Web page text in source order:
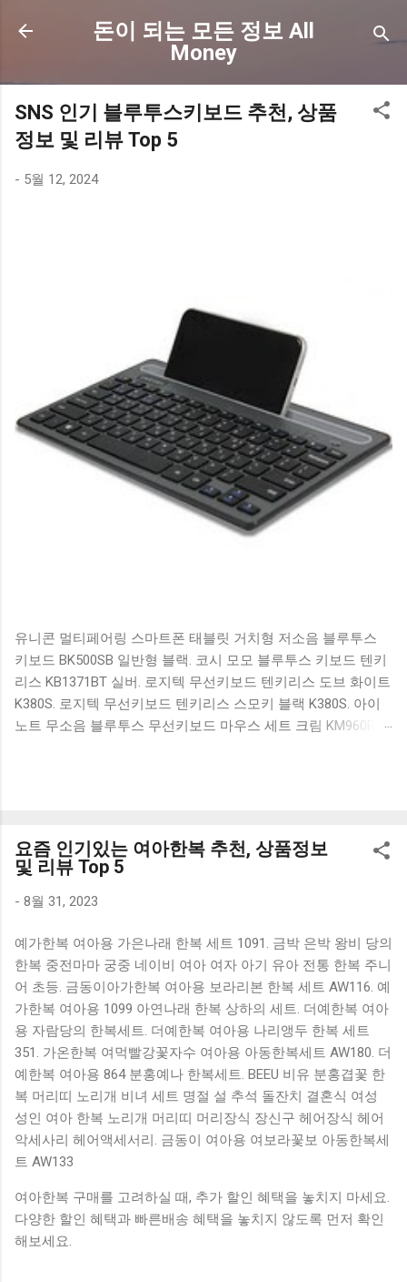
기본 콘텐츠로 건너뛰기
돈이 되는 모든 정보 All
Money
SNS 인기 블루투스키보드 추천, 상품
정보 및 리뷰 Top 5
- 5월 12, 2024
유니콘 멀티페어링 스마트폰 태블릿 거치형 저소음 블루투스
키보드 BK500SB 일반형 블랙. 코시 모모 블루투스 키보드 텐키
리스 KB1371BT 실버. 로지텍 무선키보드 텐키리스 도브 화이트
K380S. 로지텍 무선키보드 텐키리스 스모키 블랙 K380S. 아이
노트 무소음 블루투스 무선키보드 마우스 세트 크림 KM960RB
혜택을 놓치지 마세요. 다양한 할인 혜택과 빠른배송 혜택을 놓
치지 않도록 먼저 확인해보세요. 추가할인 확인하기 상품 하나
를 사더라도 종류도 많고, 가격도 다양해서 결정이 많이 어려우
많을 수 밖에 없습니다. 다양한 상품들을 상세스펙 과 가격 을
꼼꼼히 비교해서 구매하실 수 있도록 순위 추천 해드릴게요. 특
가상품 보러가기 추천상품 Best 유니콘 멀티페어링 스마트폰
태블릿 거치형 저소음 블루투스 키보드, BK-500SB, 일반형, 블
랙 유니콘 멀티페어링 스마트폰 태...
요즘 인기있는 여아한복 추천, 상품정보
및 리뷰 Top 5
- 8월 31, 2023
예가한복 여아용 가은나래 한복 세트 1091. 금박 은박 왕비 당의
한복 중전마마 궁중 네이비 여아 여자 아기 유아 전통 한복 주니
어 초등. 금동이아가한복 여아용 보라리본 한복 세트 AW116. 예
가한복 여아용 1099 아연나래 한복 상하의 세트. 더예한복 여아
용 자람당의 한복세트. 더예한복 여아용 나리앵두 한복 세트
351. 가온한복 여먹빨강꽃자수 여아용 아동한복세트 AW180. 더
예한복 여아용 864 분홍예나 한복세트. BEEU 비유 분홍겹꽃 한
복 머리띠 노리개 비녀 세트 명절 설 추석 돌잔치 결혼식 여성
성인 여아 한복 노리개 머리띠 머리장식 장신구 헤어장식 헤어
악세사리 헤어액세서리. 금동이 여아용 여보라꽃보 아동한복세
트 AW133
여아한복 구매를 고려하실 때, 추가 할인 혜택을 놓치지 마세요.
다양한 할인 혜택과 빠른배송 혜택을 놓치지 않도록 먼저 확인
해보세요.